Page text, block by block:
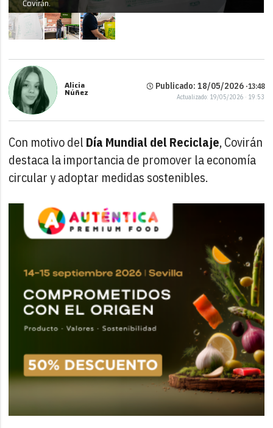
Covirán.
Alicia
Núñez
Publicado: 18/05/2026 ·13:48
Actualizado: 19/05/2026 · 19:53
Con motivo del Día Mundial del Reciclaje, Covirán
destaca la importancia de promover la economía
circular y adoptar medidas sostenibles.